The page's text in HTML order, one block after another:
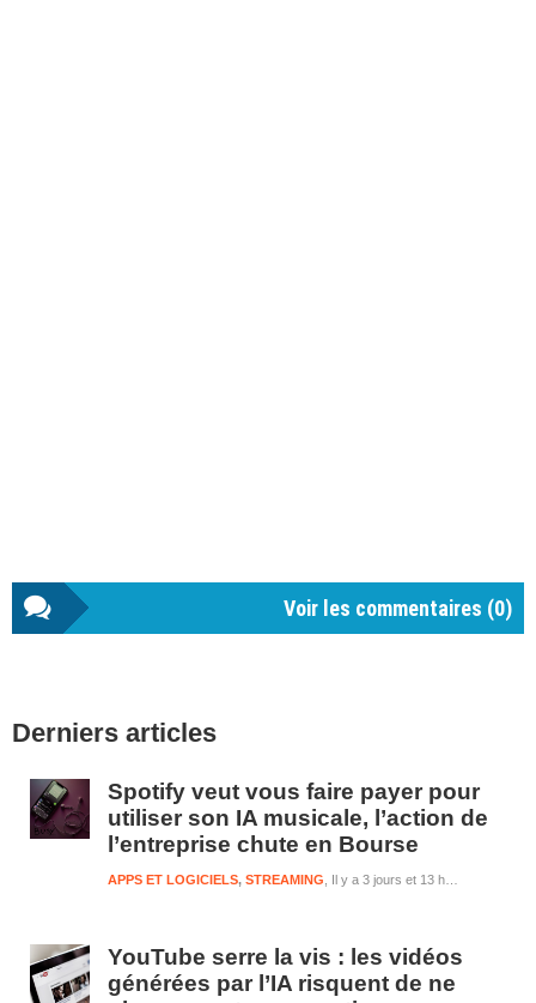
Voir les commentaires (0)
latérale
Derniers articles
Spotify veut vous faire payer pour
utiliser son IA musicale, l’action de
l’entreprise chute en Bourse
Il y a 3 jours et 13 heures
APPS ET LOGICIELS, STREAMING
YouTube serre la vis : les vidéos
générées par l’IA risquent de ne